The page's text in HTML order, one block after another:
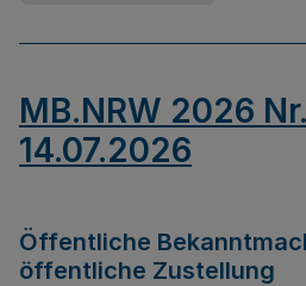
MB.NRW 2026
14.07.2026
Öffentliche
öffentliche Zustellung